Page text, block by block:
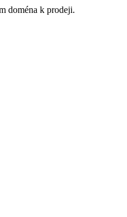
doména k prodeji.